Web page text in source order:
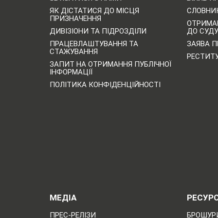
ЯК ДІСТАТИСЯ ДО МІСЦЯ
ПРИЗНАЧЕННЯ
ДИВІЗІОНИ ТА ПІДРОЗДІЛИ
ПРАЦЕВЛАШТУВАННЯ ТА
СТАЖУВАННЯ
ЗАПИТ НА ОТРИМАННЯ ПУБЛІЧНОЇ
ІНФОРМАЦІЇ
ПОЛІТИКА КОНФІДЕНЦІЙНОСТІ
ДО СУДУ
ЗАЯВА
МЕДІА
ПРЕС-РЕЛІЗИ